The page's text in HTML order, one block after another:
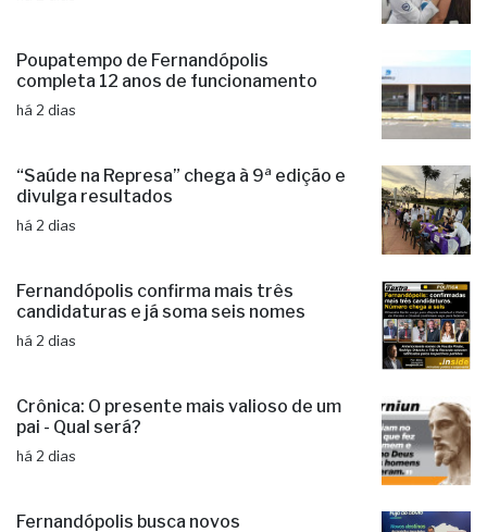
Poupatempo de Fernandópolis
completa 12 anos de funcionamento
há 2 dias
“Saúde na Represa” chega à 9ª edição e
divulga resultados
há 2 dias
Fernandópolis confirma mais três
candidaturas e já soma seis nomes
há 2 dias
Crônica: O presente mais valioso de um
pai - Qual será?
há 2 dias
Fernandópolis busca novos